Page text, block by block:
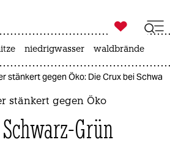
taz zahl ich
zahl ich

taz zahl ich
niedrigwasser waldbrände
stänkert gegen Öko: Die Crux bei
stänkert gegen Öko
Grün